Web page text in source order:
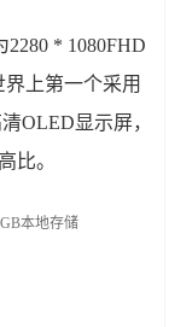
2280 * 1080FHD
上第一个采用
OLED显示屏，
比。